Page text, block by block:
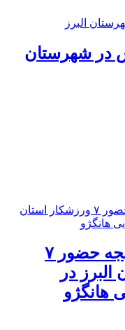
در شهرستان
۲ مدال برنز نتیجه حضور ۷
در
هانگژو